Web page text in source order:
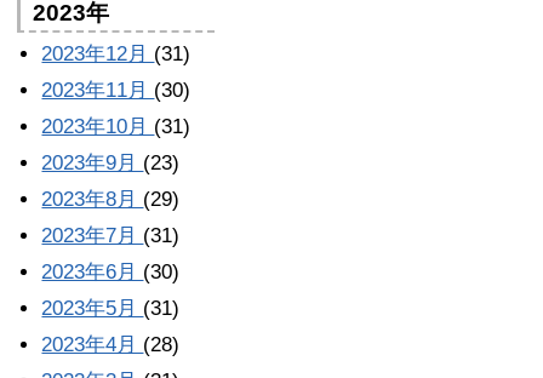
2023年
2023年12月 (31)
2023年11月 (30)
2023年10月 (31)
2023年9月 (23)
2023年8月 (29)
2023年7月 (31)
2023年6月 (30)
2023年5月 (31)
2023年4月 (28)